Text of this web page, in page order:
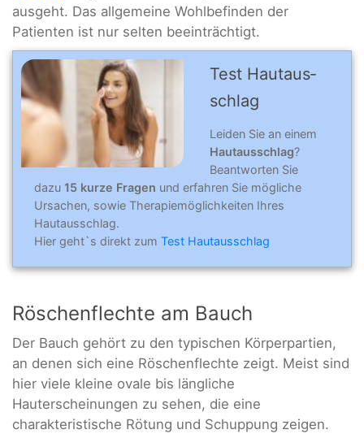
ausgeht. Das allgemeine Wohlbefinden der
Patienten ist nur selten beeinträchtigt.
Test Hautaus­
schlag
Leiden Sie an einem
Hautausschlag?
Beantworten Sie
dazu 15 kurze Fragen und erfahren Sie mögliche
Ursachen, sowie Therapiemöglichkeiten Ihres
Hautausschlag.
Hier geht`s direkt zum Test Hautausschlag
Röschenflechte am Bauch
Der Bauch gehört zu den typischen Körperpartien,
an denen sich eine Röschenflechte zeigt. Meist sind
hier viele kleine ovale bis längliche
Hauterscheinungen zu sehen, die eine
charakteristische Rötung und Schuppung zeigen.